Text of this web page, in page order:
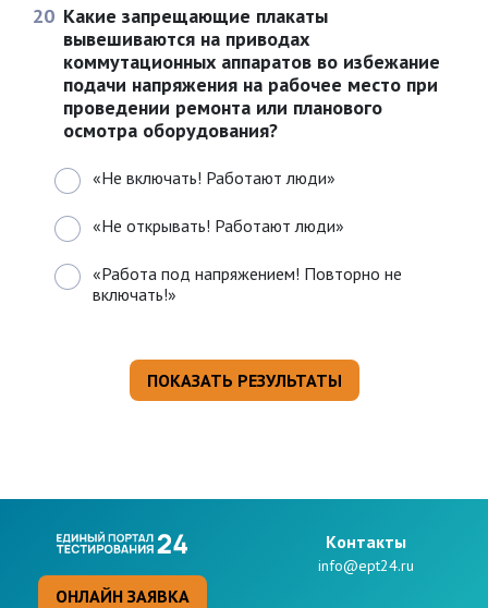
20 Какие запрещающие плакаты
вывешиваются на приводах
коммутационных аппаратов во избежание
подачи напряжения на рабочее место при
проведении ремонта или планового
осмотра оборудования?
«Не включать! Работают люди»
«Не открывать! Работают люди»
«Работа под напряжением! Повторно не
включать!»
ОНЛАЙН ЗАЯВКА
Kонтакты
info@ept24.ru